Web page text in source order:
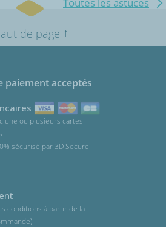
de page ↑
paiement acceptés
une ou plusieurs cartes
sécurisé par 3D Secure
conditions à partir de la